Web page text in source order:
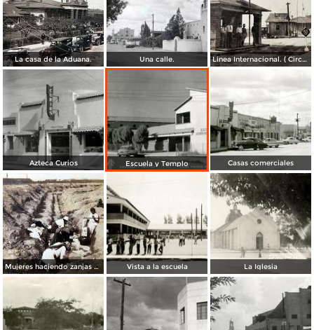
La casa de la Aduana. Una calle. Linea Internacional. ( Circulada el 26 de Mayo de 1941 ).
Azteca Curios Escuela y Templo Casas comerciales
Mujeres haciendo zanjas de defensa ( Circulada en 1915 ). Vista a la escuela La Iglesia